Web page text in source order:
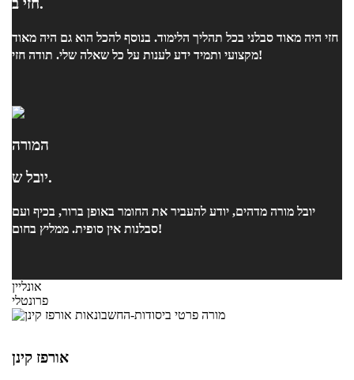
חזי ב.
חזי היה מאוד סבלני בכל תהליך הלימוד. בנוסף להכל הוא גם היה מאוד
מקצועי ותמיד ידע לענות על כל שאלה שלי. תודה חזי!
המורה
יובל ש.
יובל מורה מדהים, יודע להעביר את החומר באופן ברור, בכיף ועם
סבלנות אין סופית. ממליץ בחום!
אונליין
פרונטלי
אורפז קינן